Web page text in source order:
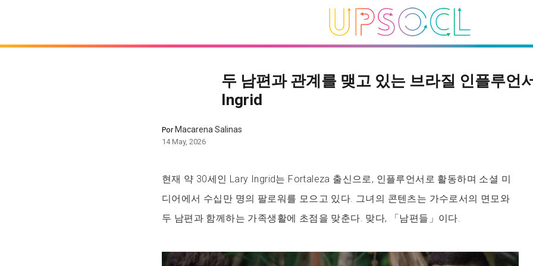
두 남편과 관계를 맺고 있는 브라질 인플루언
Ingrid
PorMacarena Salinas
14 May, 2026
현재 약 30세인 Lary Ingrid는 Fortaleza 출신으로, 인플루언서로 활동하며 소셜 미
디어에서 수십만 명의 팔로워를 모으고 있다. 그녀의 콘텐츠는 가수로서의 면모와
두 남편과 함께하는 가족생활에 초점을 맞춘다. 맞다, 「남편들」이다.